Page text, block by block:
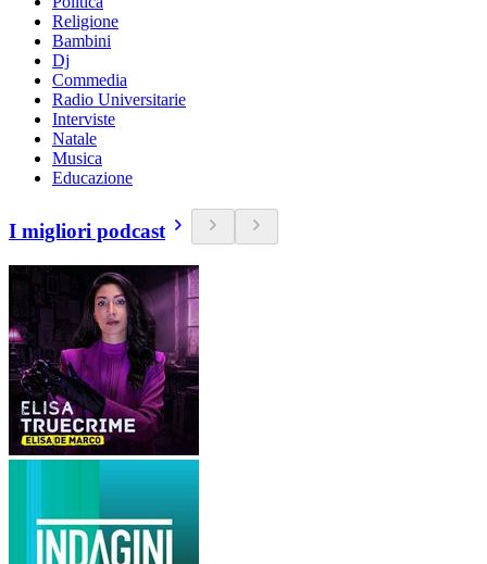
Religione
Bambini
Dj
Commedia
Radio Universitarie
Interviste
Natale
Musica
Educazione
I migliori podcast